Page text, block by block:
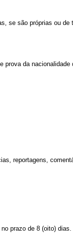
são próprias ou de
da nacionalidade
reportagens,
prazo de 8 (oito) dias.